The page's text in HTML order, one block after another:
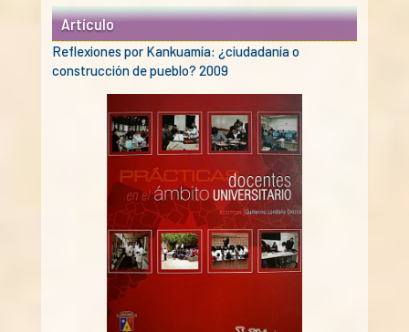
Artículo
Reflexiones por Kankuamía: ¿ciudadanía o
construcción de pueblo? 2009